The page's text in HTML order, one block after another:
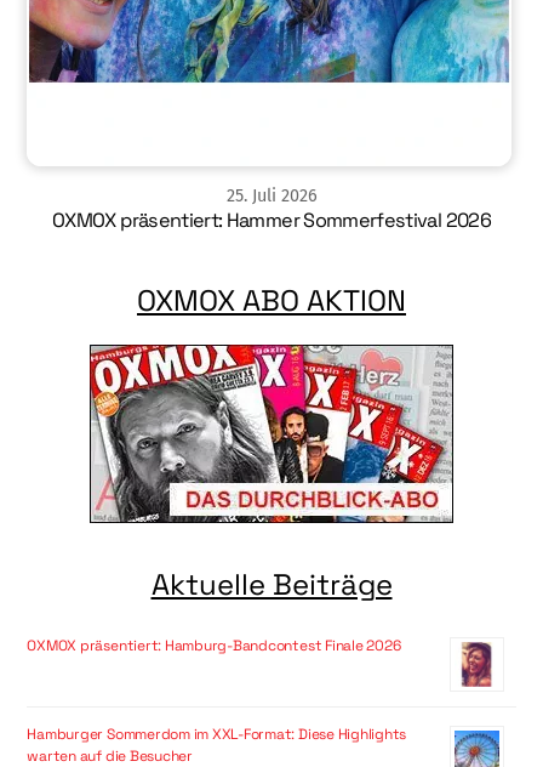
25. Juli 2026
OXMOX präsentiert: Hammer Sommerfestival 2026
OXMOX ABO AKTION
Aktuelle Beiträge
OXMOX präsentiert: Hamburg-Bandcontest Finale 2026
Hamburger Sommerdom im XXL-Format: Diese Highlights
warten auf die Besucher